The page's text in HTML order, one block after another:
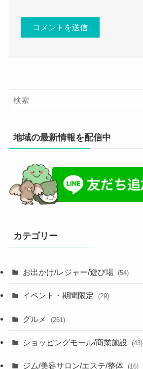
地域の最新情報を配信中
カテゴリー
お出かけ/レジャー/遊び場 (54)
イベント・期間限定 (29)
グルメ (261)
ショッピングモール/商業施設 (43)
ジム/美容サロン/エステ/整体 (16)